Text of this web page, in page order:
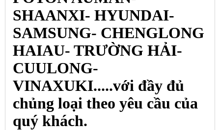
SHAANXI- HYUNDAI-
SAMSUNG- CHENGLONG
HAIAU- TRƯỜNG HẢI-
CUULONG-
VINAXUKI.....với đầy đủ
chủng loại theo yêu cầu của
quý khách.